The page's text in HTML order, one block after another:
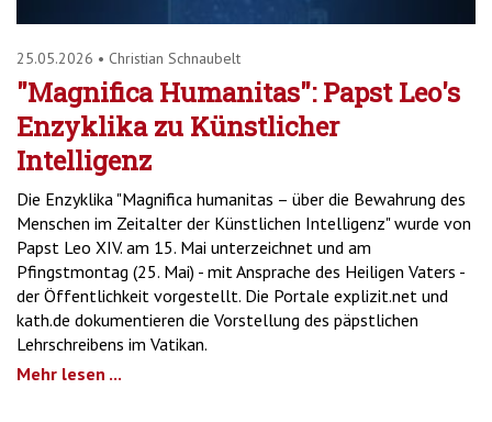
25.05.2026 • Christian Schnaubelt
"Magnifica Humanitas": Papst Leo's
Enzyklika zu Künstlicher
Intelligenz
Die Enzyklika "Magnifica humanitas – über die Bewahrung des
Menschen im Zeitalter der Künstlichen Intelligenz" wurde von
Papst Leo XIV. am 15. Mai unterzeichnet und am
Pfingstmontag (25. Mai) - mit Ansprache des Heiligen Vaters -
der Öffentlichkeit vorgestellt. Die Portale explizit.net und
kath.de dokumentieren die Vorstellung des päpstlichen
Lehrschreibens im Vatikan.
Mehr lesen ...